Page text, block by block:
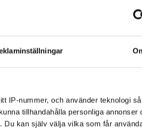
IP-nummer, och använder teknologi
tillhandahålla personliga annonser
kan själv välja vilka som får
Persian, Somali and